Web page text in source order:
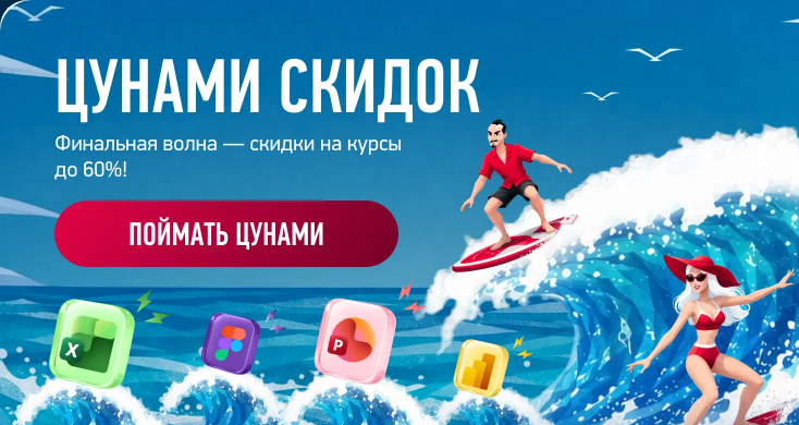
Корпоративное обучение Заказать презентацию
Главная Презентация 209 – Анна Талалаева
ПРЕЗЕНТАЦИЯ 209 - АННА ТАЛАЛАЕВА
Работа
студента